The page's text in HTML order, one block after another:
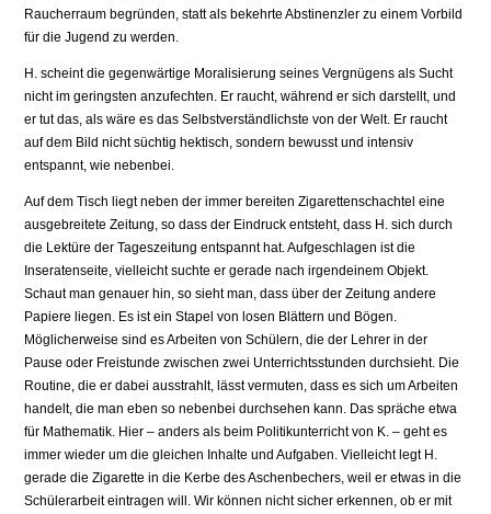
Raucherraum begründen, statt als bekehrte Abstinenzler zu einem Vorbild
für die Jugend zu werden.
H. scheint die gegenwärtige Moralisierung seines Vergnügens als Sucht
nicht im geringsten anzufechten. Er raucht, während er sich darstellt, und
er tut das, als wäre es das Selbstverständlichste von der Welt. Er raucht
auf dem Bild nicht süchtig hektisch, sondern bewusst und intensiv
entspannt, wie nebenbei.
Auf dem Tisch liegt neben der immer bereiten Zigarettenschachtel eine
ausgebreitete Zeitung, so dass der Eindruck entsteht, dass H. sich durch
die Lektüre der Tageszeitung entspannt hat. Aufgeschlagen ist die
Inseratenseite, vielleicht suchte er gerade nach irgendeinem Objekt.
Schaut man genauer hin, so sieht man, dass über der Zeitung andere
Papiere liegen. Es ist ein Stapel von losen Blättern und Bögen.
Möglicherweise sind es Arbeiten von Schülern, die der Lehrer in der
Pause oder Freistunde zwischen zwei Unterrichtsstunden durchsieht. Die
Routine, die er dabei ausstrahlt, lässt vermuten, dass es sich um Arbeiten
handelt, die man eben so nebenbei durchsehen kann. Das spräche etwa
für Mathematik. Hier – anders als beim Politikunterricht von K. – geht es
immer wieder um die gleichen Inhalte und Aufgaben. Vielleicht legt H.
gerade die Zigarette in die Kerbe des Aschenbechers, weil er etwas in die
Schülerarbeit eintragen will. Wir können nicht sicher erkennen, ob er mit